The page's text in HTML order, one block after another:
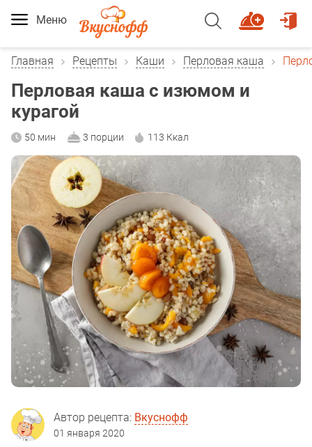
Меню
Главная Рецепты Каши Перловая каша
Перловая каша с изюмом и
курагой
50 мин 3 порции 113 Ккал
Автор рецепта: Вкуснофф
01 января 2020